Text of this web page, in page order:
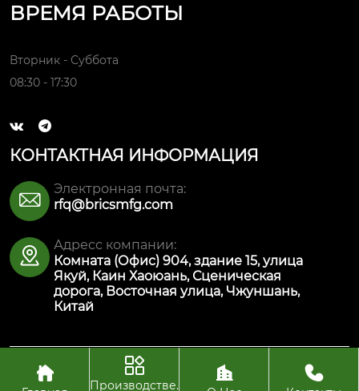
ВРЕМЯ РАБОТЫ
Вторник - Суббота
08:30 - 17:30
 
КОНТАКТНАЯ ИНФОРМАЦИЯ

Электронная почта:
rfq@bricsmfg.com

Адресс компании:
Комната (Офис) 904, здание 15, улица
Якуй, Каин Хаоюань, Сценическая
дорога, Восточная улица, Чжуншань,
Китай
Авторское право© ООО Интеллектуальная
производственная технология Булайкес (Чжуншань)
 
Производстве.
 